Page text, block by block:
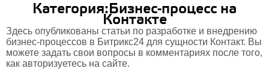
Категория:Бизнес-процесс на
Контакте
Здесь опубликованы статьи по разработке и внедрению
бизнес-процессов в Битрикс24 для сущности Контакт. Вы
можете задать свои вопросы в комментариях после того,
как авторизуетесь на сайте.